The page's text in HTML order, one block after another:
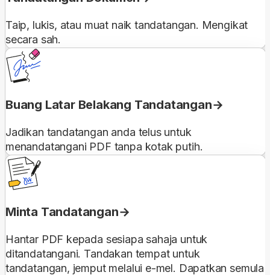
Taip, lukis, atau muat naik tandatangan. Mengikat
secara sah.
Buang Latar Belakang Tandatangan
Jadikan tandatangan anda telus untuk
menandatangani PDF tanpa kotak putih.
Minta Tandatangan
Hantar PDF kepada sesiapa sahaja untuk
ditandatangani. Tandakan tempat untuk
tandatangan, jemput melalui e-mel. Dapatkan semula